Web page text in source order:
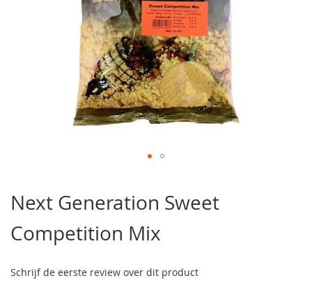
het
begin
van
de
gallerij
Next Generation Sweet
Competition Mix
Schrijf de eerste review over dit product